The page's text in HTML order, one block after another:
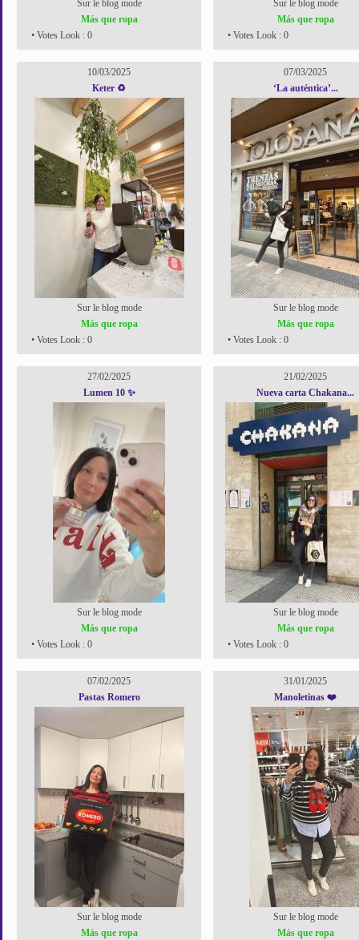
Sur le blog mode
Más que ropa
• Votes Look : 0
Sur le blog mode
Más que ropa
• Votes Look : 0
10/03/2025
Keter ♻️
Sur le blog mode
Más que ropa
• Votes Look : 0
07/03/2025
‘La auténtica’...
Sur le blog mode
Más que ropa
• Votes Look : 0
27/02/2025
Lumen 10 ✨
Sur le blog mode
Más que ropa
• Votes Look : 0
21/02/2025
Nueva carta Chakana...
Sur le blog mode
Más que ropa
• Votes Look : 0
07/02/2025
Pastas Romero
Sur le blog mode
Más que ropa
31/01/2025
Manoletinas ❤️
Sur le blog mode
Más que ropa